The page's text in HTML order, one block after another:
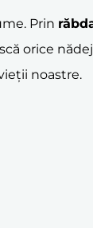
Prin
orice
noastre.